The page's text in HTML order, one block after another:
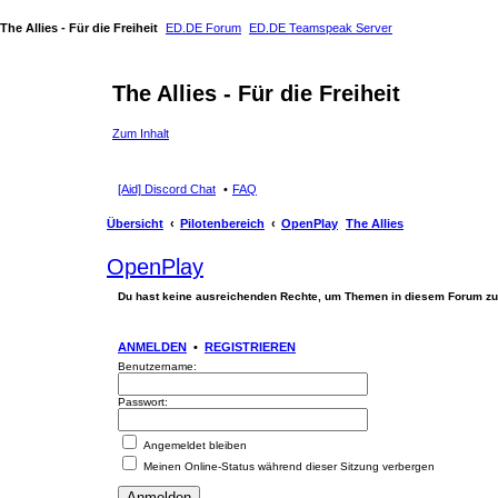
The Allies - Für die Freiheit ED.DE Forum ED.DE Teamspeak Server
The Allies - Für die Freiheit
Zum Inhalt
[Aid] Discord Chat FAQ
Übersicht Pilotenbereich OpenPlay The Allies
OpenPlay
Du hast keine ausreichenden Rechte, um Themen in diesem Forum
ANMELDEN • REGISTRIEREN
Benutzername:
Passwort:
Angemeldet bleiben
Meinen Online-Status während dieser Sitzung verbergen